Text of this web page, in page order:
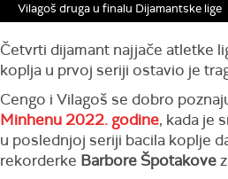
Vilagoš druga u finalu Dijamantske lige
Četvrti dijamant najjače atletke
koplja u prvoj seriji ostavio je
Cengo i Vilagoš se dobro
Minhenu 2022. godine, kada je
u poslednjoj seriji bacila koplje
rekorderke Barbore Špotakove